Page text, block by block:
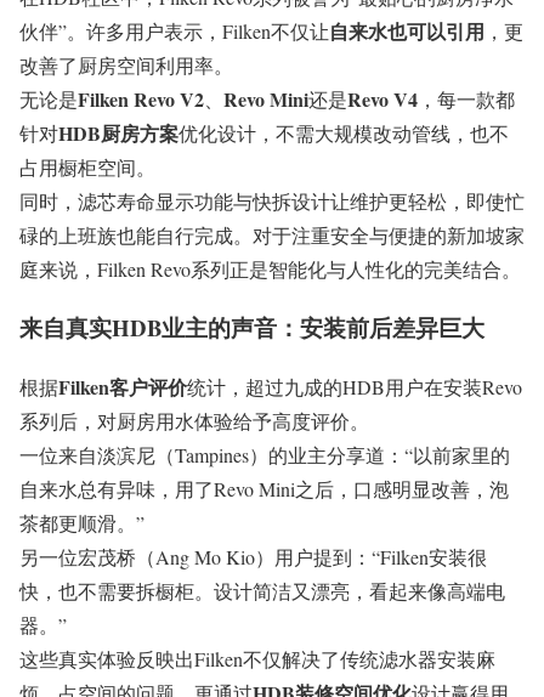
伙伴”。许多用户表示，Filken不仅让自来水也可以引用 ，更
改善了厨房空间利用率。
无论是Filken Revo V2 Revo Mini还是Revo V4 ，每一款都
针对HDB厨房方案优化设计，不需大规模改动管线，也不
占用橱柜空间。
同时，滤芯寿命显示功能与快拆设计让维护更轻松，即使忙
碌的上班族也能自行完成。对于注重安全与便捷的新加坡家
庭来说，Filken Revo系列正是智能化与人性化的完美结合。
来自真实HDB业主的声音：安装前后差异巨大
根据Filken客户评价统计，超过九成的HDB用户在安装Revo
系列后，对厨房用水体验给予高度评价。
一位来自淡滨尼（Tampines）的业主分享道：“以前家里的
自来水总有异味，用了Revo Mini之后，口感明显改善，泡
茶都更顺滑。”
另一位宏茂桥（Ang Mo Kio）用户提到：“Filken安装很
快，也不需要拆橱柜。设计简洁又漂亮，看起来像高端电
器。”
这些真实体验反映出Filken不仅解决了传统滤水器安装麻